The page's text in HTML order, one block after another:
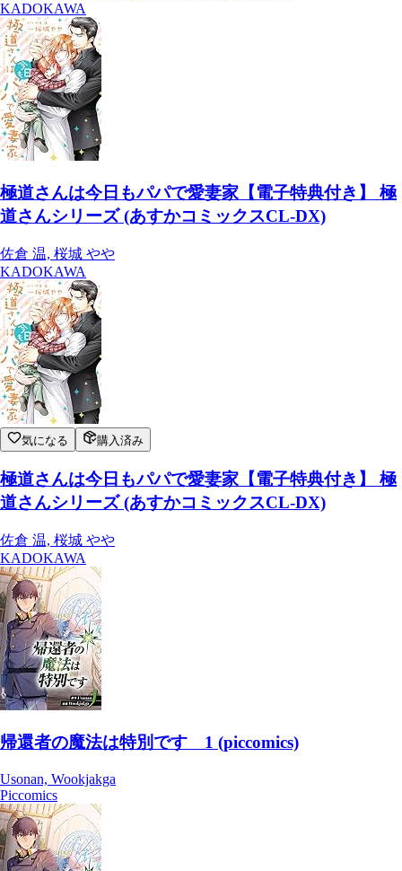
KADOKAWA
極道さんは今日もパパで愛妻家【電子特典付き】 極
道さんシリーズ (あすかコミックスCL-DX)
佐倉 温, 桜城 やや
KADOKAWA
気になる 購入済み
極道さんは今日もパパで愛妻家【電子特典付き】 極
道さんシリーズ (あすかコミックスCL-DX)
佐倉 温, 桜城 やや
KADOKAWA
帰還者の魔法は特別です 1 (piccomics)
Usonan, Wookjakga
Piccomics